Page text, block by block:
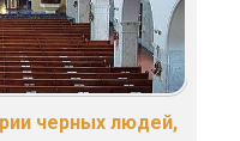
черных людей,